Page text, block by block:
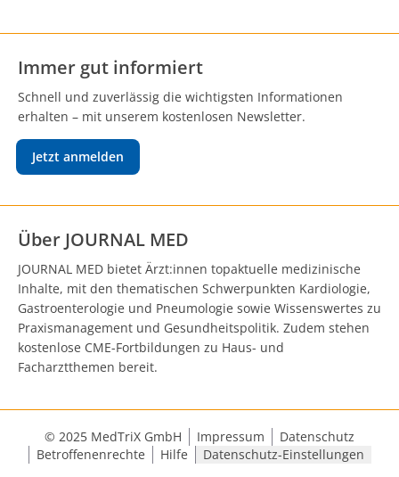
Immer gut informiert
Schnell und zuverlässig die wichtigsten Informationen
erhalten – mit unserem kostenlosen Newsletter.
Jetzt anmelden
Über JOURNAL MED
JOURNAL MED bietet Ärzt:innen topaktuelle medizinische
Inhalte, mit den thematischen Schwerpunkten Kardiologie,
Gastroenterologie und Pneumologie sowie Wissenswertes zu
Praxismanagement und Gesundheitspolitik. Zudem stehen
kostenlose CME-Fortbildungen zu Haus- und
Facharztthemen bereit.
© 2025 MedTriX GmbH Impressum
Datenschutz
Betroffenenrechte
Hilfe Datenschutz-Einstellungen